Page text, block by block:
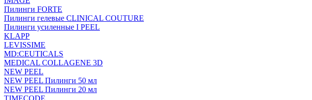
Пилинги FORTE
Пилинги гелевые CLINICAL COUTURE
Пилинги усиленные I PEEL
KLAPP
LEVISSIME
MD:CEUTICALS
MEDICAL COLLAGENE 3D
NEW PEEL
NEW PEEL Пилинги 50 мл
NEW PEEL Пилинги 20 мл
TIMECODE